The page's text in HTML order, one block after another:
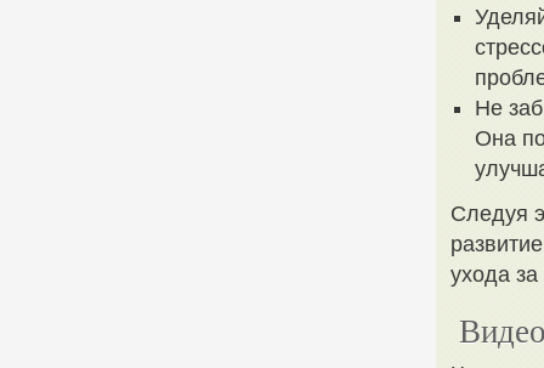
Не
Она
Следуя
ухода